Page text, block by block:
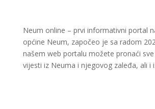
Neum online – prvi informativni portal
općine Neum, započeo je sa radom
našem web portalu možete pronaći
vijesti iz Neuma i njegovog zaleđa, ali i